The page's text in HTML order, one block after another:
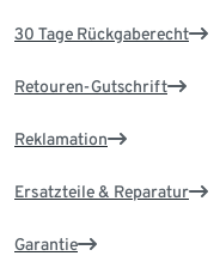
30 Tage Rückgaberecht
Retouren-Gutschrift
Reklamation
Ersatzteile & Reparatur
Garantie